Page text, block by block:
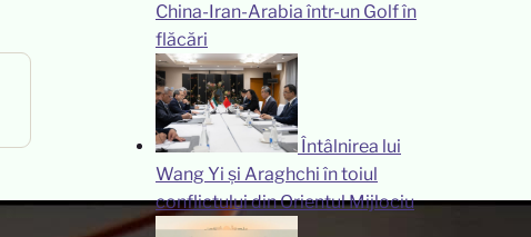
China-Iran-Arabia într-un Golf în
flăcări
Întâlnirea lui
Wang Yi și Araghchi în toiul
conflictului din Orientul Mijlociu